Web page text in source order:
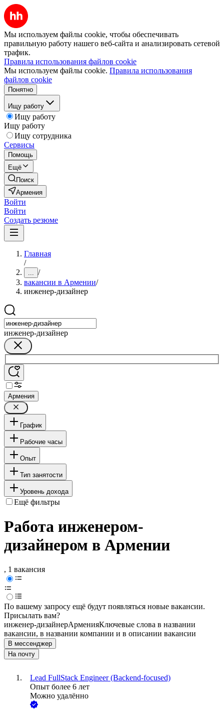
Мы используем файлы cookie, чтобы обеспечивать
правильную работу нашего веб-сайта и анализировать сетевой
трафик.
Правила использования файлов cookie
Мы используем файлы cookie. Правила использования
файлов cookie
Понятно
Ищу работу
Ищу работу
Ищу работу
Ищу сотрудника
Сервисы
Помощь
Ещё
Поиск
Армения
Войти
Войти
Создать резюме
Главная
/
... /
вакансии в Армении/
инженер-дизайнер
инженер-дизайнер
Армения
График
Рабочие часы
Опыт
Тип занятости
Уровень дохода
Ещё фильтры
Работа инженером-
дизайнером в Армении
, 1 вакансия
По вашему запросу ещё будут появляться новые вакансии.
Присылать вам?
инженер-дизайнерАрменияКлючевые слова в названии
вакансии, в названии компании и в описании вакансии
В мессенджер
На почту
Lead FullStack Engineer (Backend-focused)
Опыт более 6 лет
Можно удалённо